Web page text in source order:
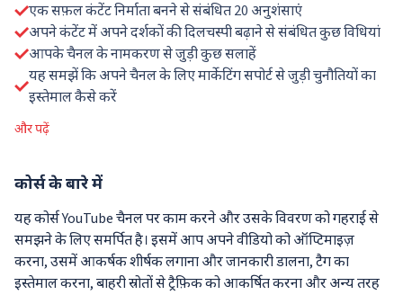
एक सफ़ल कंटेंट निर्माता बनने से संबंधित 20 अनुशंसाएं
अपने कंटेंट में अपने दर्शकों की दिलचस्पी बढ़ाने से संबंधित कुछ विधियां
आपके चैनल के नामकरण से जुड़ी कुछ सलाहें
यह समझें कि अपने चैनल के लिए मार्केटिंग सपोर्ट से जुड़ी चुनौतियों का
इस्तेमाल कैसे करें
और पढ़ें
कोर्सके बारे में
यह कोर्स YouTube चैनल पर काम करने और उसके विवरण को गहराई से
समझने के लिए समर्पित है। इसमें आप अपने वीडियो को ऑप्टिमाइज़
करना, उसमें आकर्षक शीर्षक लगाना और जानकारी डालना, टैग का
इस्तेमाल करना, बाहरी स्रोतों से ट्रैफ़िक को आकर्षित करना और अन्य तरह